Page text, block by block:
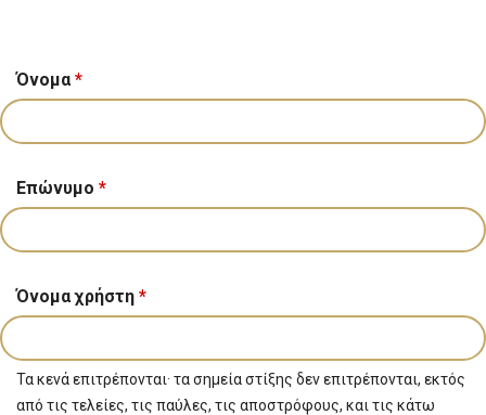
Όνομα*
Επώνυμο *
Όνομα χρήστη *
Τα κενά επιτρέπονται· τα σημεία στίξης δεν επιτρέπονται, εκτός
από τις τελείες, τις παύλες, τις αποστρόφους, και τις κάτω